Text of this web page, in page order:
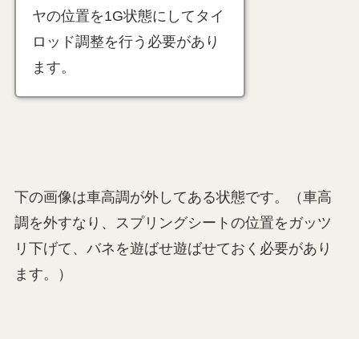
ヤの位置を1G状態にしてタイ
ロッド調整を行う必要があり
ます。
下の画像は車高調が外してある状態です。（車高
調を外すなり、スプリングシートの位置をガッツ
リ下げて、バネを遊ばせ遊ばせておく必要があり
ます。）